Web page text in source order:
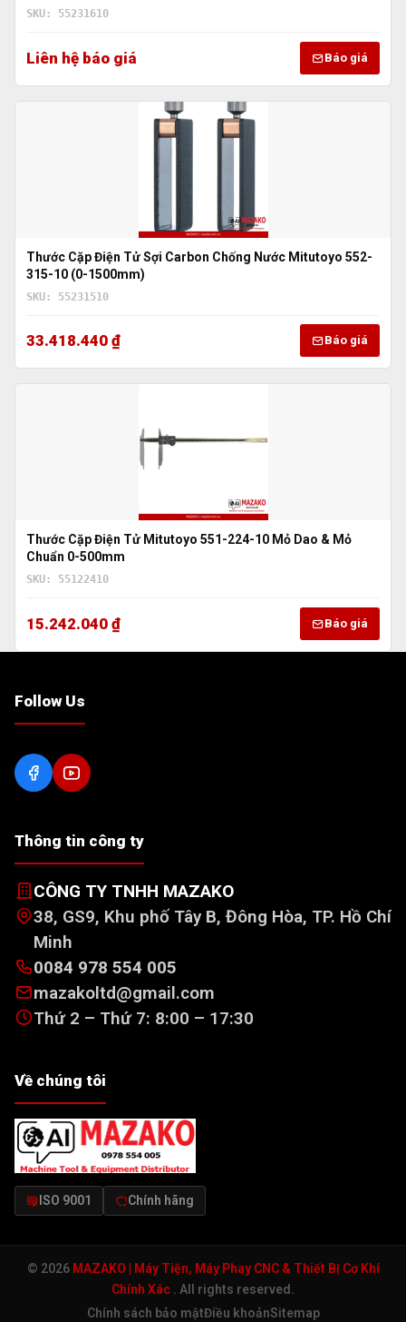
SKU: 55231610
Liên hệ báo giá Báo giá
Thước Cặp Điện Tử Sợi Carbon Chống Nước Mitutoyo 552-
315-10 (0-1500mm)
SKU: 55231510
33.418.440 ₫ Báo giá
Thước Cặp Điện Tử Mitutoyo 551-224-10 Mỏ Dao & Mỏ
Chuẩn 0-500mm
SKU: 55122410
15.242.040 ₫ Báo giá
Follow Us
Thông tin công ty
CÔNG TY TNHH MAZAKO
38, GS9, Khu phố Tây B, Đông Hòa, TP. Hồ Chí
Minh
0084 978 554 005
mazakoltd@gmail.com
Thứ 2 – Thứ 7: 8:00 – 17:30
Về chúng tôi
ISO 9001 Chính hãng
© 2026 MAZAKO | Máy Tiện, Máy Phay CNC & Thiết Bị Cơ Khí
Chính Xác . All rights reserved.
Chính sách bảo mậtĐiều khoảnSitemap